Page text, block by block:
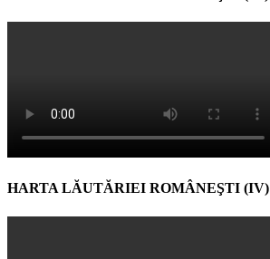
HARTA LĂUTĂRIEI ROMÂNEŞTI (IV)